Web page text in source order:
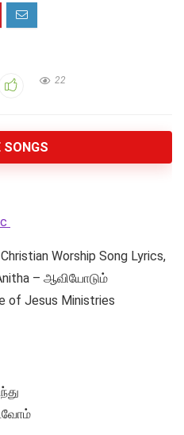
22
SONGS
Worship Song Lyrics,
– ஆவியோடும்
of Jesus Ministries